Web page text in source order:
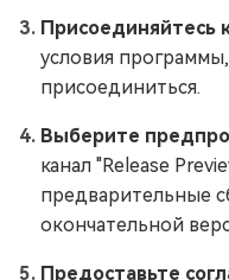
Присоединяйтесь
условия
присоединиться.
Выберите
канал "Release
предварительные
окончательной
Предоставьте